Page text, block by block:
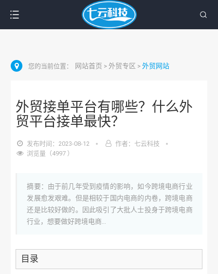
您的当前位置： 网站首页 > 外贸专区 >外贸网站
外贸接单平台有哪些？什么外
贸平台接单最快？
发布时间：2023-08-12
作者：七云科技
浏览量（4997 ）
摘要：由于前几年受到疫情的影响，如今跨境电商行业
发展愈发艰难。但是相较于国内电商的内卷，跨境电商
还是比较好做的。因此吸引了大批人士投身于跨境电商
行业，想要做好跨境电商...
目录